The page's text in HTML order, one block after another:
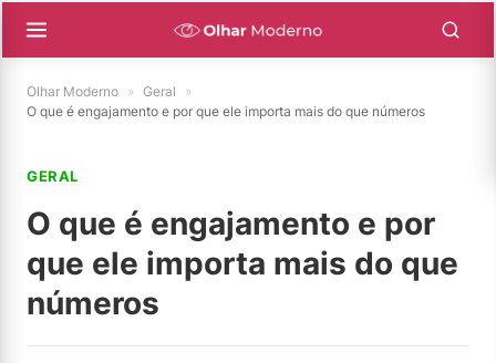
Olhar Moderno » Geral
»
O que é engajamento e por que ele importa mais do que números
GERAL
O que é engajamento e por
que ele importa mais do que
números